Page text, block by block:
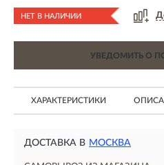
НЕТ В НАЛИЧИИ
УВЕДОМИТЬ О
ХАРАКТЕРИСТИКИ
ДОСТАВКА В МОСКВА